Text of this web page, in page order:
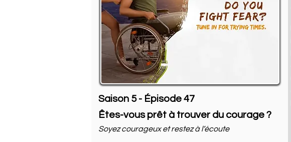
Saison 5 - Épisode 47
Êtes-vous prêt à trouver du courage ?
Soyez courageux et restez à l’écoute